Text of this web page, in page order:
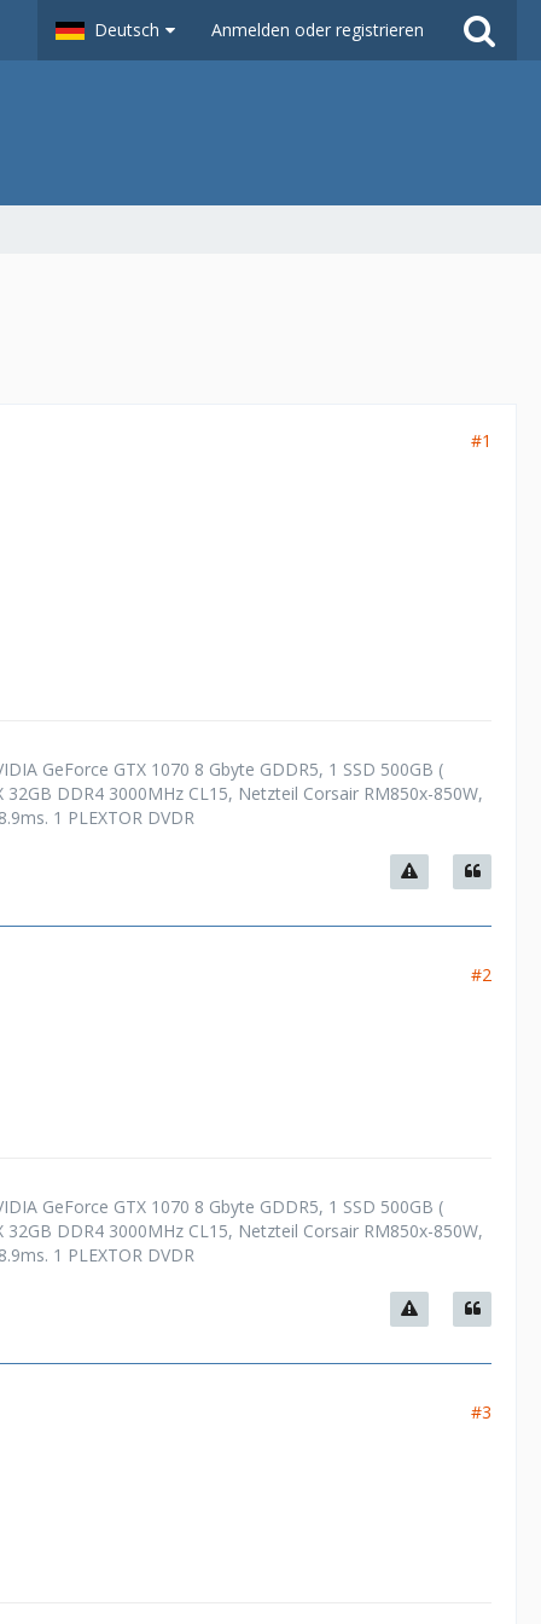
Deutsch Anmelden oder registrieren
#1
GeForce GTX 1070 8 Gbyte GDDR5, 1 SSD 500GB (
32GB DDR4 3000MHz CL15, Netzteil Corsair RM850x-850W,
1 PLEXTOR DVDR
#2
GeForce GTX 1070 8 Gbyte GDDR5, 1 SSD 500GB (
32GB DDR4 3000MHz CL15, Netzteil Corsair RM850x-850W,
1 PLEXTOR DVDR
#3